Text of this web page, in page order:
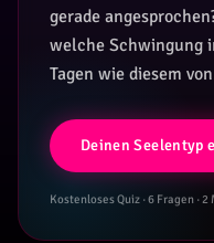
gerade
welche Schwingung
Tagen wie diesem
Deinen Seelentyp
Kostenloses Quiz · 6 Fragen ·